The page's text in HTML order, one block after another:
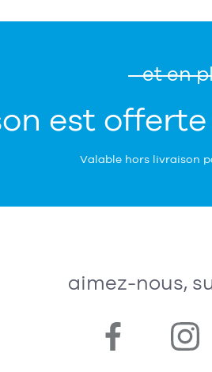
et en
est
Valable hors livraison
aimez-nous,